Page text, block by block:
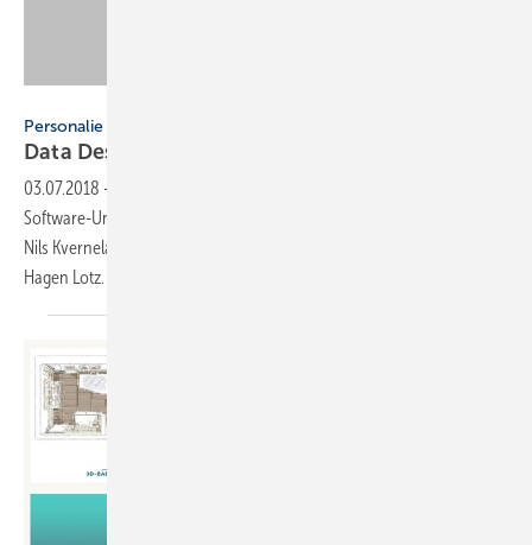
Personalie
Data Design System:
03.07.2018 -
Software-Unternehmens Data Design System GmbH (DDS) übergibt
Nils Kverneland die Geschäftsführung planmäßig zum 1. Juli 2018 an
Hagen Lotz.